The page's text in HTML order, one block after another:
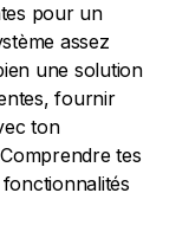
pour un
assez
une solution
fournir
ton
tes